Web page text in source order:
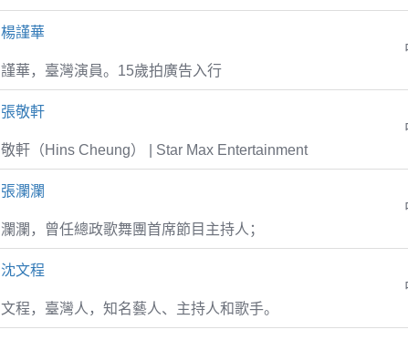
楊謹華
謹華，臺灣演員。15歲拍廣告入行
張敬軒
敬軒（Hins Cheung） | Star Max Entertainment
張瀾瀾
瀾瀾，曾任總政歌舞團首席節目主持人；
沈文程
文程，臺灣人，知名藝人、主持人和歌手。